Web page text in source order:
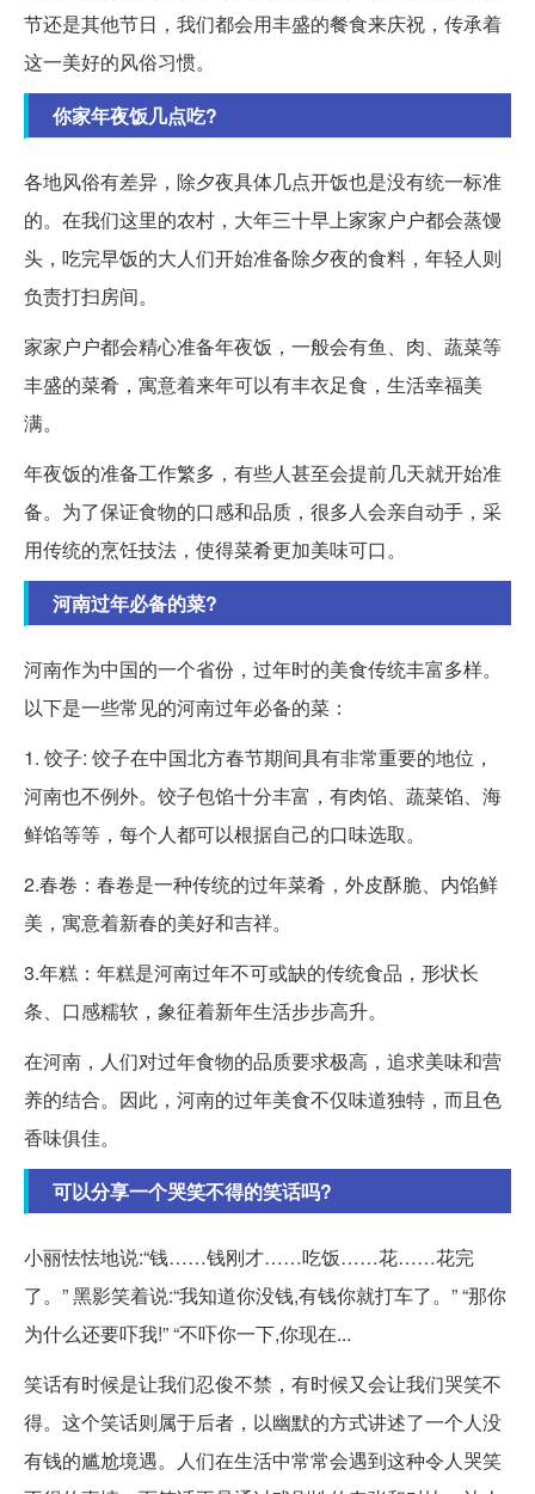
节还是其他节日，我们都会用丰盛的餐食来庆祝，传承着
这一美好的风俗习惯。
你家年夜饭几点吃?
各地风俗有差异，除夕夜具体几点开饭也是没有统一标准
的。在我们这里的农村，大年三十早上家家户户都会蒸馒
头，吃完早饭的大人们开始准备除夕夜的食料，年轻人则
负责打扫房间。
家家户户都会精心准备年夜饭，一般会有鱼、肉、蔬菜等
丰盛的菜肴，寓意着来年可以有丰衣足食，生活幸福美
满。
年夜饭的准备工作繁多，有些人甚至会提前几天就开始准
备。为了保证食物的口感和品质，很多人会亲自动手，采
用传统的烹饪技法，使得菜肴更加美味可口。
河南过年必备的菜?
河南作为中国的一个省份，过年时的美食传统丰富多样。
以下是一些常见的河南过年必备的菜：
1. 饺子: 饺子在中国北方春节期间具有非常重要的地位，
河南也不例外。饺子包馅十分丰富，有肉馅、蔬菜馅、海
鲜馅等等，每个人都可以根据自己的口味选取。
2.春卷：春卷是一种传统的过年菜肴，外皮酥脆、内馅鲜
美，寓意着新春的美好和吉祥。
3.年糕：年糕是河南过年不可或缺的传统食品，形状长
条、口感糯软，象征着新年生活步步高升。
在河南，人们对过年食物的品质要求极高，追求美味和营
养的结合。因此，河南的过年美食不仅味道独特，而且色
香味俱佳。
可以分享一个哭笑不得的笑话吗?
小丽怯怯地说:“钱……钱刚才……吃饭……花……花完
了。” 黑影笑着说:“我知道你没钱,有钱你就打车了。” “那你
为什么还要吓我!” “不吓你一下,你现在...
笑话有时候是让我们忍俊不禁，有时候又会让我们哭笑不
得。这个笑话则属于后者，以幽默的方式讲述了一个人没
有钱的尴尬境遇。人们在生活中常常会遇到这种令人哭笑